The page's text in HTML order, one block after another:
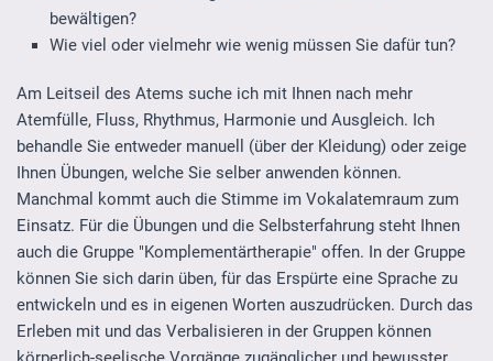
bewältigen?
Wie viel oder vielmehr wie wenig müssen Sie dafür tun?
Am Leitseil des Atems suche ich mit Ihnen nach mehr
Atemfülle, Fluss, Rhythmus, Harmonie und Ausgleich. Ich
behandle Sie entweder manuell (über der Kleidung) oder zeige
Ihnen Übungen, welche Sie selber anwenden können.
Manchmal kommt auch die Stimme im Vokalatemraum zum
Einsatz. Für die Übungen und die Selbsterfahrung steht Ihnen
auch die Gruppe "Komplementärtherapie" offen. In der Gruppe
können Sie sich darin üben, für das Erspürte eine Sprache zu
entwickeln und es in eigenen Worten auszudrücken. Durch das
Erleben mit und das Verbalisieren in der Gruppen können